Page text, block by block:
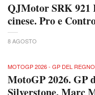
QJMotor SRK 921
cinese. Pro e
8 AGOSTO
MOTOGP 2026 - GP DEL
MotoGP 2026. GP